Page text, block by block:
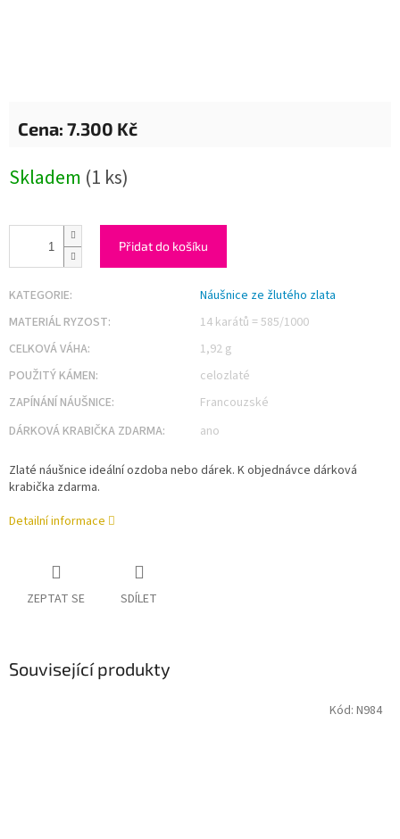
7.300 Kč
cena:
Skladem (1 ks)
Přidat do košíku
KATEGORIE:
Náušnice ze žlutého zlata
MATERIÁL RYZOST:
14 karátů = 585/1000
CELKOVÁ VÁHA:
1,92 g
POUŽITÝ KÁMEN:
celozlaté
ZAPÍNÁNÍ NÁUŠNICE:
Francouzské
DÁRKOVÁ KRABIČKA ZDARMA: ano
Zlaté náušnice ideální ozdoba nebo dárek. K objednávce dárková
krabička zdarma.
Detailní informace
ZEPTAT SE SDÍLET
Související produkty
Kód: N984